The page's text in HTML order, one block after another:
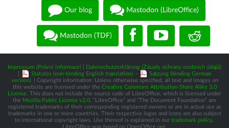
Our blog Mastodon (LibreOffice)
Mastodon (TDF)
Impressum (Právní informace)
Datenschutzerklärung (Zásady ochrany osobních údajů)
Statutes (non-binding English translation) -
Satzung (binding German
version)
| Copyright information: Unless otherwise specified, all text and images on
this website are licensed under the Creative Commons Attribution-Share Alike 3.0
License . This does not include the source code of LibreOffice, which is licensed under
the Mozilla Public License v2.0 . “LibreOffice” and “The Document Foundation” are
registered trademarks of their corresponding registered owners or are in actual use as
trademarks in one or more countries. Their respective logos and icons are also subject
to international copyright laws. Use thereof is explained in our trademark policy
LibreOffice was based on OpenOffice.org.